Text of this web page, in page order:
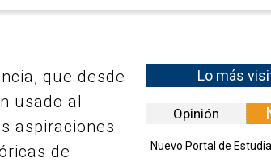
que desde
usado al
aspiraciones
de
Lo más
Opinión
Nuevo Portal de